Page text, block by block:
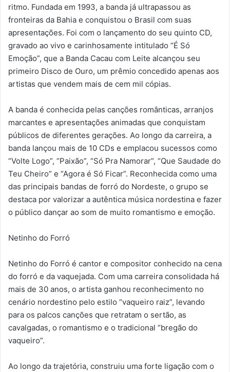
ritmo. Fundada em 1993, a banda já ultrapassou as
fronteiras da Bahia e conquistou o Brasil com suas
apresentações. Foi com o lançamento do seu quinto CD,
gravado ao vivo e carinhosamente intitulado “É Só
Emoção”, que a Banda Cacau com Leite alcançou seu
primeiro Disco de Ouro, um prêmio concedido apenas aos
artistas que vendem mais de cem mil cópias.
A banda é conhecida pelas canções românticas, arranjos
marcantes e apresentações animadas que conquistam
públicos de diferentes gerações. Ao longo da carreira, a
banda lançou mais de 10 CDs e emplacou sucessos como
“Volte Logo”, “Paixão”, “Só Pra Namorar”, “Que Saudade do
Teu Cheiro” e “Agora é Só Ficar”. Reconhecida como uma
das principais bandas de forró do Nordeste, o grupo se
destaca por valorizar a autêntica música nordestina e fazer
o público dançar ao som de muito romantismo e emoção.
Netinho do Forró
Netinho do Forró é cantor e compositor conhecido na cena
do forró e da vaquejada. Com uma carreira consolidada há
mais de 30 anos, o artista ganhou reconhecimento no
cenário nordestino pelo estilo “vaqueiro raiz”, levando
para os palcos canções que retratam o sertão, as
cavalgadas, o romantismo e o tradicional “bregão do
vaqueiro”.
Ao longo da trajetória, construiu uma forte ligação com o